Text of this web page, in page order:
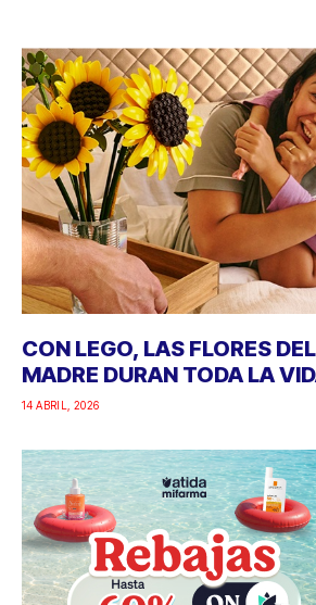
CON LEGO, LAS FLORES
MADRE DURAN TODA LA
14 ABRIL, 2026